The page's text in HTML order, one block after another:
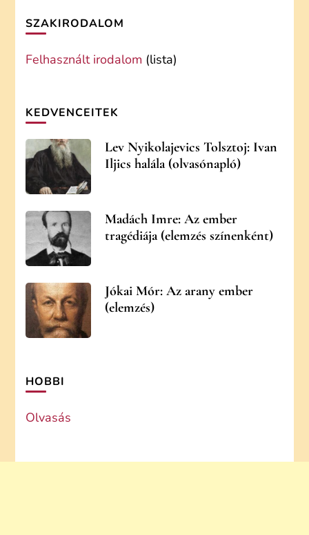
SZAKIRODALOM
Felhasznált irodalom (lista)
KEDVENCEITEK
Lev Nyikolajevics Tolsztoj: Ivan
Iljics halála (olvasónapló)
Madách Imre: Az ember
tragédiája (elemzés színenként)
Jókai Mór: Az arany ember
(elemzés)
HOBBI
Olvasás